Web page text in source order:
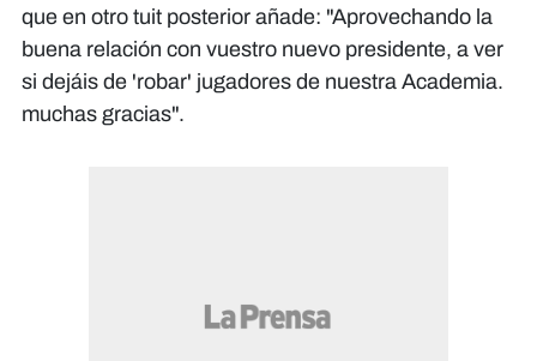
que en otro tuit posterior añade: "Aprovechando la
buena relación con vuestro nuevo presidente, a ver
si dejáis de 'robar' jugadores de nuestra Academia.
muchas gracias".